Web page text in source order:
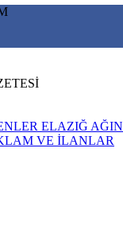
ELAZIĞ AĞIN
VE İLANLAR